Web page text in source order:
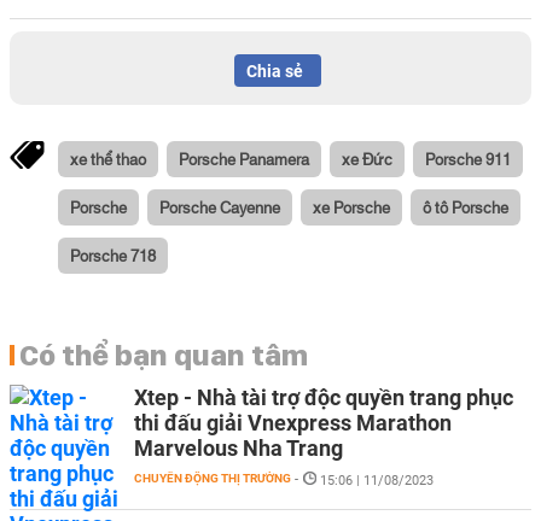
Chia sẻ
xe thể thao Porsche Panamera xe Đức Porsche 911
Porsche Porsche Cayenne xe Porsche ô tô Porsche
Porsche 718
Có thể bạn quan tâm
Xtep - Nhà tài trợ độc quyền trang phục
thi đấu giải Vnexpress Marathon
Marvelous Nha Trang
CHUYỂN ĐỘNG THỊ TRƯỜNG - 15:06 | 11/08/2023